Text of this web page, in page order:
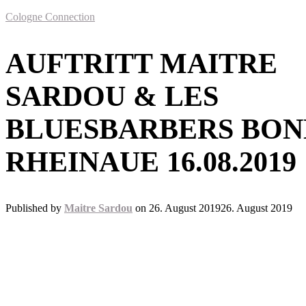
Cologne Connection
AUFTRITT MAITRE
SARDOU & LES
BLUESBARBERS
RHEINAUE 16.08.2019
Published by Maitre Sardou on 26. August 201926. August 2019